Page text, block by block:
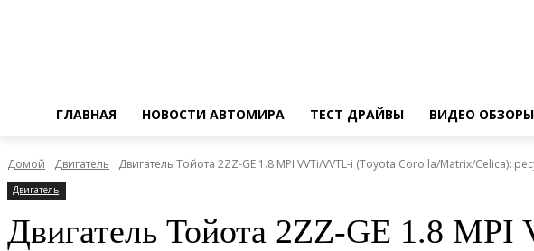
ГЛАВНАЯ НОВОСТИ АВТОМИРА ТЕСТ ДРАЙВЫ ВИДЕО ОБЗОРЫ
Домой Двигатель Двигатель Тойота 2ZZ-GE 1.8 MPI VVTi/VVTL-i (Toyota Corolla/Matrix/Celica):
Двигатель
Двигатель Тойота 2ZZ-GE 1.8